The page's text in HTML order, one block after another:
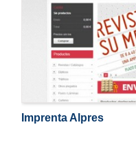
Imprenta Alpres